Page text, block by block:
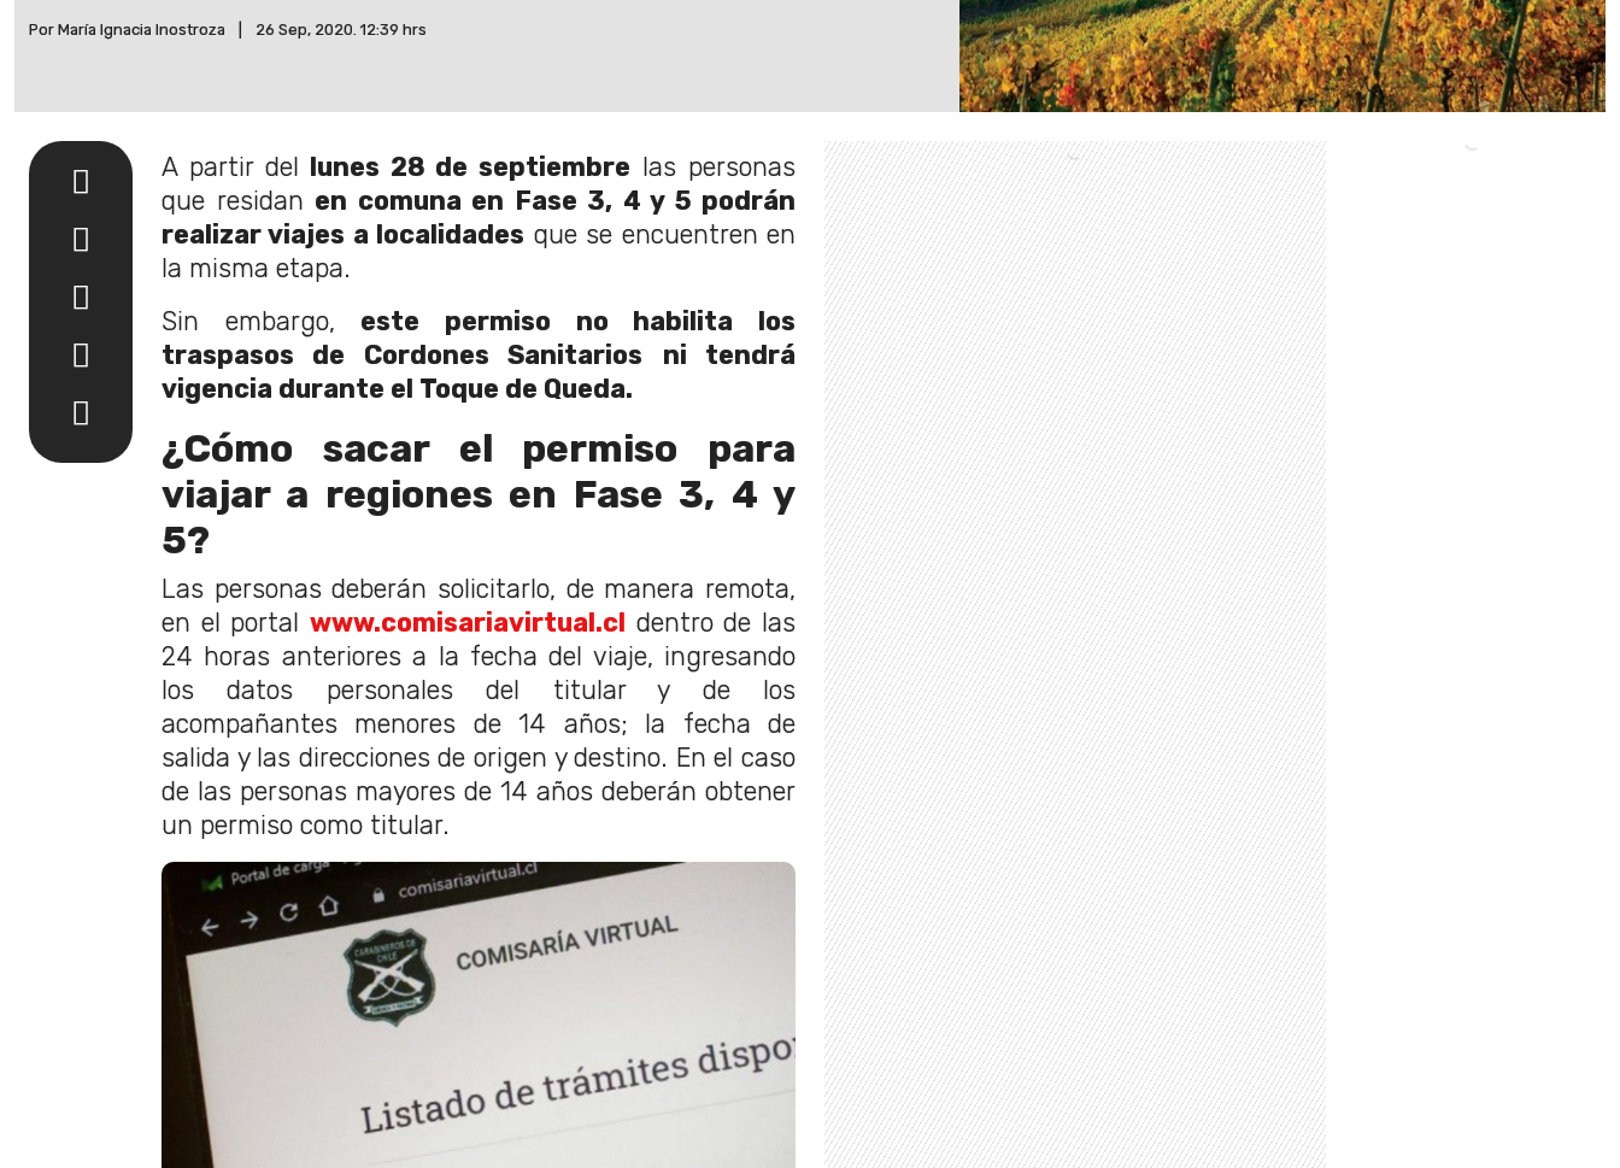
Por María Ignacia Inostroza 26 Sep, 2020. 12:39 hrs
A partir del lunes 28 de septiembre las personas
que residan en comuna en Fase 3, 4 y 5 podrán
realizar viajes a localidades que se encuentren en
la misma etapa.
Sin embargo, este permiso no habilita los
traspasos de Cordones Sanitarios
ni tendrá
vigencia durante el Toque de Queda.
¿Cómo sacar el permiso para
viajar a regiones en Fase 3, 4 y
5?
Las personas deberán solicitarlo, de manera remota,
en el portal www.comisariavirtual.cl dentro de las
24 horas anteriores a la fecha del viaje, ingresando
los datos personales del titular y de los
acompañantes menores de 14 años; la fecha de
salida y las direcciones de origen y destino. En el caso
de las personas mayores de 14 años deberán obtener
un permiso como titular.